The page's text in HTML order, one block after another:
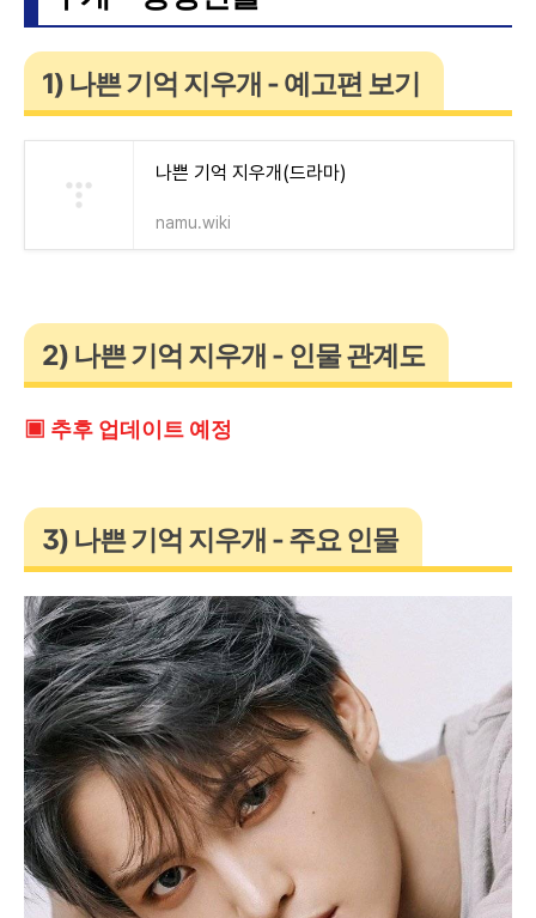
1) 나쁜 기억 지우개 - 예고편 보기
나쁜 기억 지우개(드라마)
namu.wiki
2) 나쁜 기억 지우개 - 인물 관계도
▣ 추후 업데이트 예정
3) 나쁜 기억 지우개 - 주요 인물